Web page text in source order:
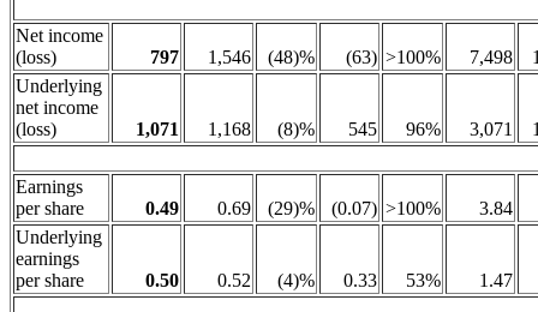
Net income
(loss)
797 1,546 (48)% (63) >100% 7,498
Underlying
net income
(loss)
1,071 1,168 (8)% 545 96% 3,071
Earnings
per share
0.49 0.69 (29)% (0.07) >100%
3.84
Underlying
earnings
per share
0.50 0.52 (4)% 0.33 53% 1.47